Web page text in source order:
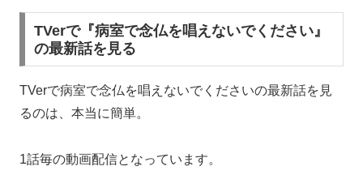
TVerで『病室で念仏を唱えないでください』
の最新話を見る
TVerで病室で念仏を唱えないでくださいの最新話を見
るのは、本当に簡単。
1話毎の動画配信となっています。